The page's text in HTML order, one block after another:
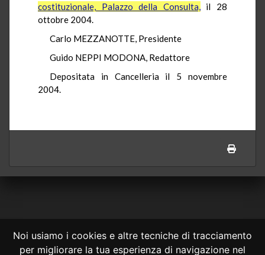
Noi usiamo i cookies e altre tecniche di tracciamento
per migliorare la tua esperienza di navigazione nel
costituzionale, Palazzo della Consulta,il 28
ottobre 2004.
Carlo MEZZANOTTE, Presidente
Guido NEPPI MODONA, Redattore
Depositata in Cancelleria il 5 novembre
2004.
CONSULTA ONLINE DAL 1995 -NOTE LEGALI